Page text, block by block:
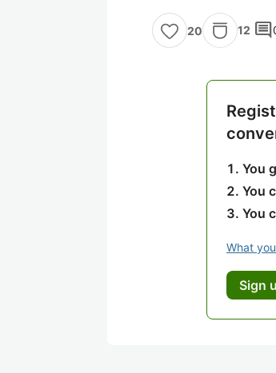
20 12 comment
You
You
You
What
Sign